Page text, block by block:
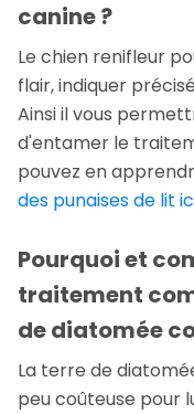
canine ?
Le chien renifleur
flair, indiquer
Ainsi il vous
d'entamer le
pouvez en
des punaises de lit
Pourquoi et
traitement
de diatomée
La terre de
peu coûteuse pour